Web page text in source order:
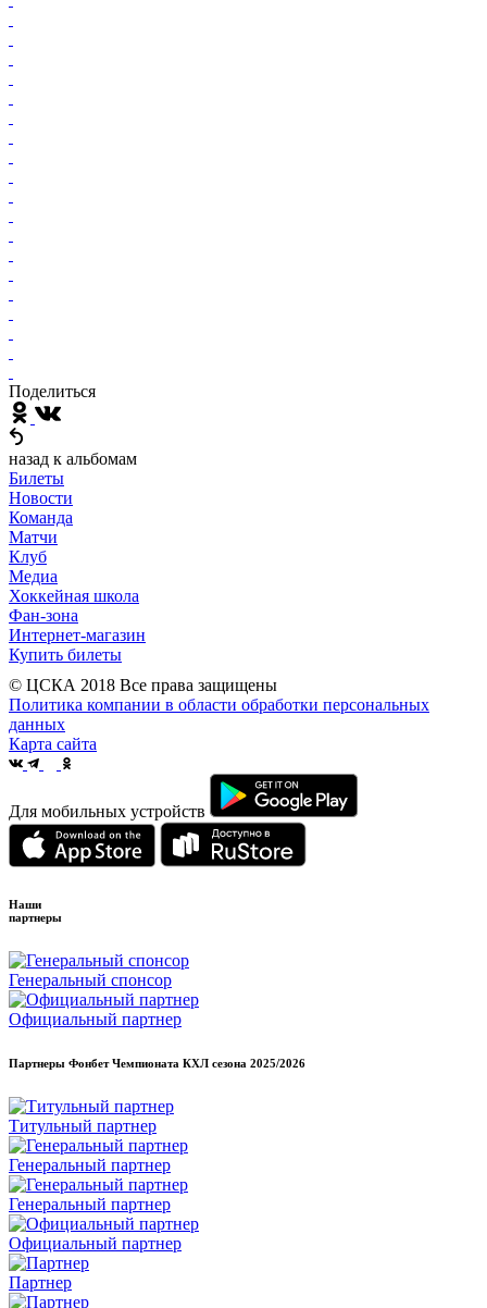
Поделиться
назад к альбомам
Билеты
Новости
Команда
Матчи
Клуб
Медиа
Хоккейная школа
Фан-зона
Интернет-магазин
Купить билеты
© ЦСКА 2018 Все права защищены
Политика компании в области обработки персональных
данных
Карта сайта
Для мобильных устройств
Наши
партнеры
Генеральный спонсор
Официальный партнер
Партнеры Фонбет Чемпионата КХЛ сезона 2025/2026
Титульный партнер
Генеральный партнер
Генеральный партнер
Официальный партнер
Партнер